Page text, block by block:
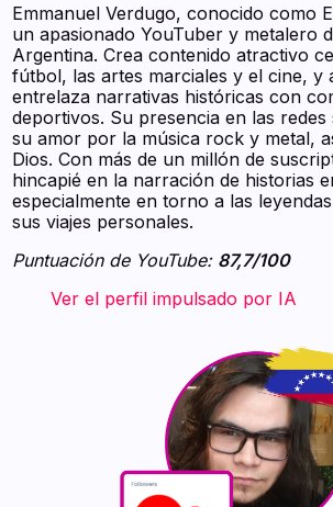
Emmanuel Verdugo, conocido como
un apasionado YouTuber y metalero
Argentina. Crea contenido atractivo
fútbol, las artes marciales y el cine, y
entrelaza narrativas históricas con
deportivos. Su presencia en las redes
su amor por la música rock y metal,
Dios. Con más de un millón de
hincapié en la narración de historias
especialmente en torno a las
sus viajes personales.
Puntuación de YouTube: 87,7/100
‍ ‍ ‍ ‍ ‍ ‍ ‍ Ver el perfil impulsado por IA ‍ ‍ ‍